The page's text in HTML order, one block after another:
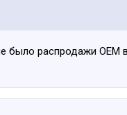
было распродажи ОЕМ